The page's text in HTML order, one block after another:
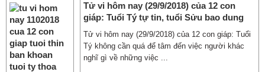
Tử vi hôm nay (29/9/2018) của 12 con
giáp: Tuổi Tý tự tin, tuổi Sửu bao dung
Tử vi hôm nay (29/9/2018) của 12 con giáp: Tuổi
Tý không cần quá để tâm đến việc người khác
nghĩ gì về những việc ...